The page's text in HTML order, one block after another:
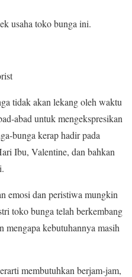
usaha toko bunga ini.
tidak akan lekang oleh waktu
abad untuk mengekspresikan
bunga kerap hadir pada
Ibu, Valentine, dan bahkan
emosi dan peristiwa mungkin
toko bunga telah berkembang
mengapa kebutuhannya masih
membutuhkan berjam-jam,